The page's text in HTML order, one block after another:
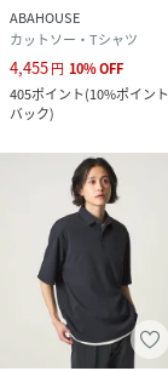
ABAHOUSE
カットソー・Tシャツ
4,455円 10%OFF
405ポイント(10%ポイント
バック)